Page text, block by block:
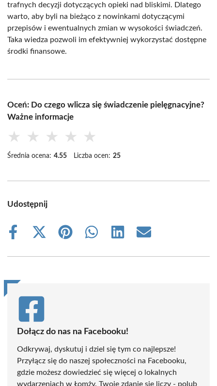
trafnych decyzji dotyczących opieki nad bliskimi. Dlatego
warto, aby byli na bieżąco z nowinkami dotyczącymi
przepisów i ewentualnych zmian w wysokości świadczeń.
Taka wiedza pozwoli im efektywniej wykorzystać dostępne
środki finansowe.
Oceń: Do czego wlicza się świadczenie pielęgnacyjne?
Ważne informacje
★ ★ ★ ★ ★
Średnia ocena: 4.55 Liczba ocen: 25
Udostępnij
Share
Share
(Twitter)
Share
Share
Share
Share
Dołącz do nas na Facebooku!
Odkrywaj, dyskutuj i dziel się tym co najlepsze!
Przyłącz się do naszej społeczności na Facebooku,
gdzie możesz dowiedzieć się więcej o lokalnych
wydarzeniach w Łomży. Twoje zdanie się liczy - polub